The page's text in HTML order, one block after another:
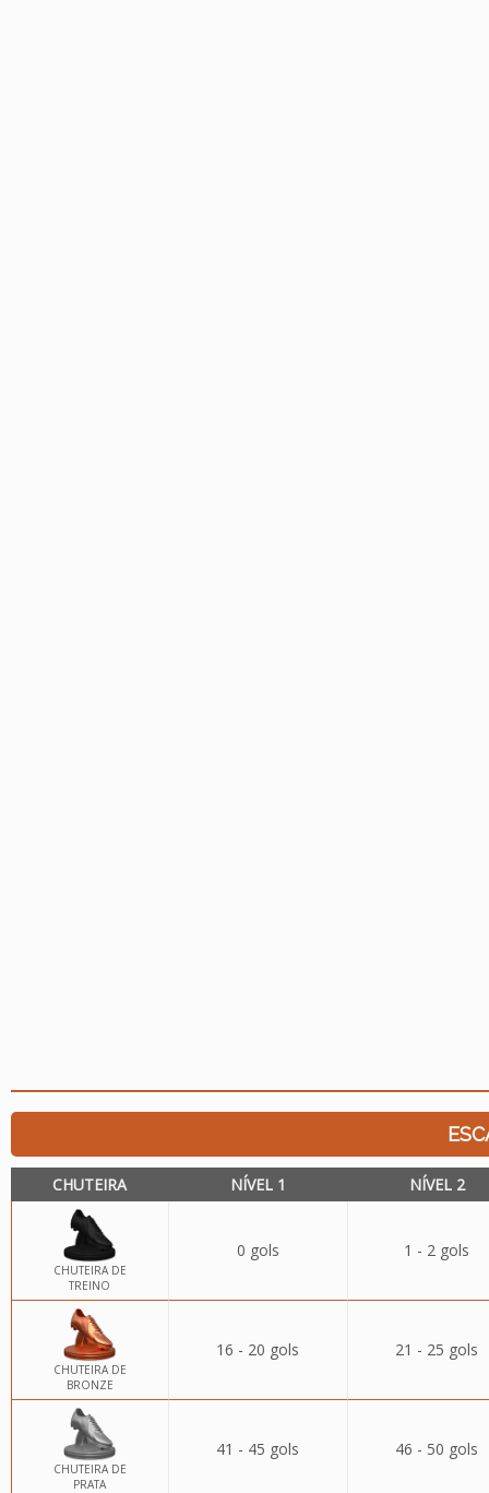
CHUTEIRA NÍVEL 1 NÍVEL 2
CHUTEIRA DE
TREINO
0 gols 1 - 2 gols
CHUTEIRA DE
BRONZE
16 - 20 gols 21 - 25 gols
CHUTEIRA DE
PRATA
41 - 45 gols 46 - 50 gols